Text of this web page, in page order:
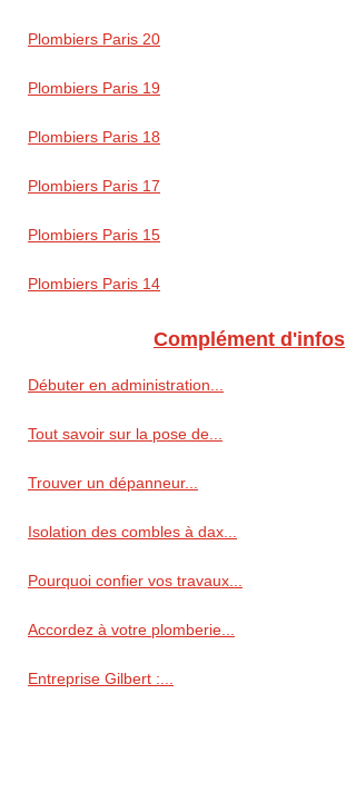
Plombiers Paris 20
Plombiers Paris 19
Plombiers Paris 18
Plombiers Paris 17
Plombiers Paris 15
Plombiers Paris 14
Complément d'infos
Débuter en administration...
Tout savoir sur la pose de...
Trouver un dépanneur...
Isolation des combles à dax...
Pourquoi confier vos travaux...
Accordez à votre plomberie...
Entreprise Gilbert :...